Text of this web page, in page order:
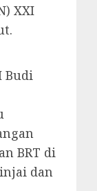
XXI
Budi
BRT di
dan